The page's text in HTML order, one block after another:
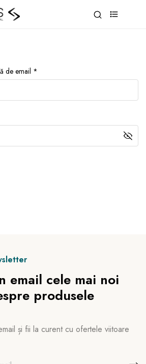
de email *
email cele mai noi
produsele
și fii la curent cu ofertele viitoare